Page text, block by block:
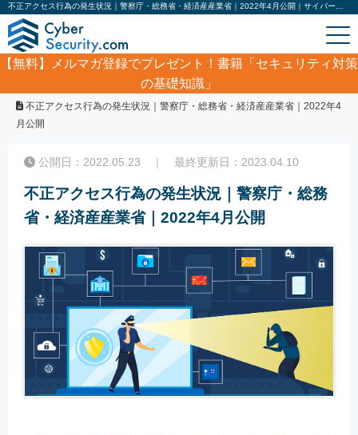
【無料】
メルマガ登録でプレゼント！書籍「セキュリティ対策
の基礎知識」
不正アクセス行為の発生状況｜警察庁・総務省・経済産産業省｜2022年4
月公開
公開日：2022.05.23 ｜ 最終更新日：2023.04.10
不正アクセス行為の発生状況｜警察庁・総務
省・経済産産業省｜2022年4月公開